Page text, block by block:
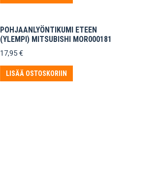
POHJAANLYÖNTIKUMI ETEEN
(YLEMPI) MITSUBISHI MOR000181
17,95 €
LISÄÄ OSTOSKORIIN